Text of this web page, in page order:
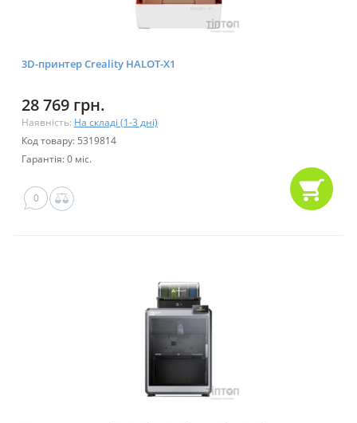
3D-принтер Creality HALOT-X1
28 769 грн.
Наявність: На складі (1-3 дні)
Код товару: 5319814
Гарантія: 0 міс.
0